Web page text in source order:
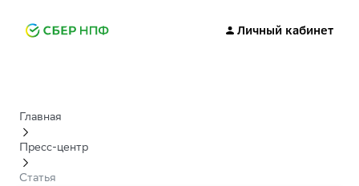
Личный кабинет
Главная
Пресс-центр
Статья